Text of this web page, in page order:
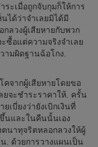
ะเมื่อถูกจับกุมก็ให้การ
ได้ว่าจำเลยมิได้มี
ลวงผู้เสียหายกับพวก
ซื้อแต่ความจริงจำเลย
ามผิดฐานฉ้อโกง.
คจากผู้เสียหายโดยขอ
ยจะชำระราคาให้. ครั้น
เบี่ยงว่ายังเบิกเงินที่
นและในคืนนั้นเอง
ตนาทุจริตหลอกลวงให้ผู้
. ด้วยการวางแผนเป็น